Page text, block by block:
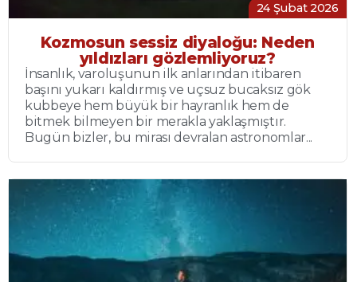
24 Şubat 2026
Kozmosun sessiz diyaloğu: Neden
yıldızları gözlemliyoruz?
İnsanlık, varoluşunun ilk anlarından itibaren
başını yukarı kaldırmış ve uçsuz bucaksız gök
kubbeye hem büyük bir hayranlık hem de
bitmek bilmeyen bir merakla yaklaşmıştır.
Bugün bizler, bu mirası devralan astronomlar...